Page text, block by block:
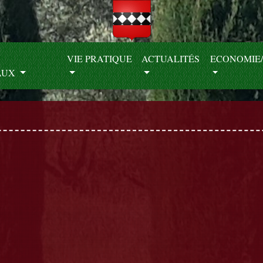
VIE PRATIQUE ACTUALITÉS